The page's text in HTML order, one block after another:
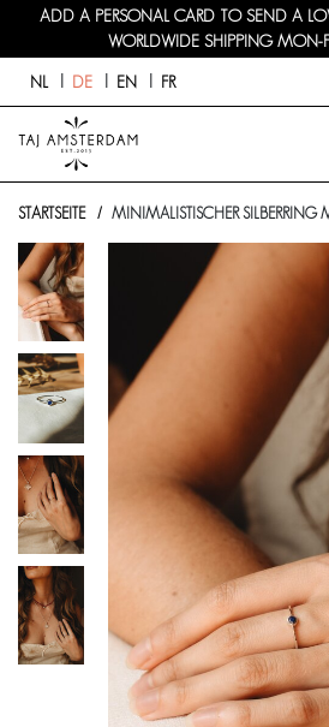
ADD A PERSONAL CARD TO SEND A
WORLDWIDE SHIPPING MON-
NL DE EN FR
STARTSEITE MINIMALISTISCHER SILBERRING